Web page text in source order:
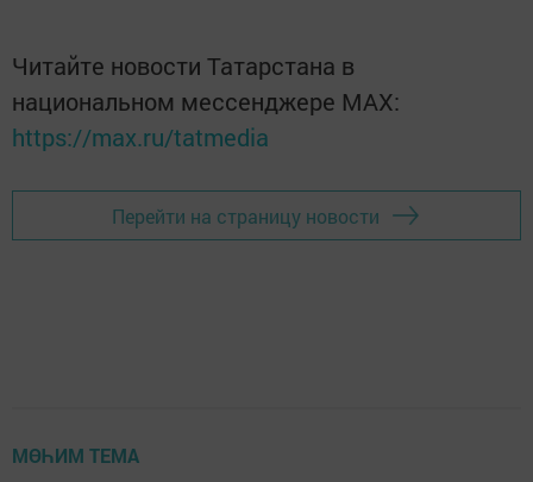
Читайте новости Татарстана в
национальном мессенджере MАХ:
https://max.ru/tatmedia
Перейти на страницу новости
МӨҺИМ ТЕМА